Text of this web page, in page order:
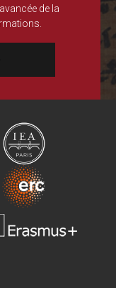
de la